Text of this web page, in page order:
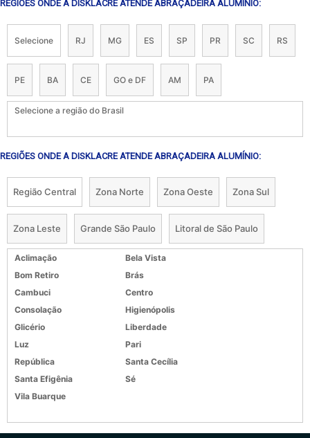
REGIÕES ONDE A DISKLACRE ATENDE ABRAÇADEIRA ALUMÍNIO:
Selecione RJ MG ES SP PR SC RS
PE BA CE GO e DF AM PA
Selecione a região do Brasil
REGIÕES ONDE A DISKLACRE ATENDE ABRAÇADEIRA ALUMÍNIO:
Região Central Zona Norte Zona Oeste Zona Sul
Zona Leste Grande São Paulo Litoral de São Paulo
Aclimação
Bela Vista
Bom Retiro
Brás
Cambuci
Centro
Consolação
Higienópolis
Glicério
Liberdade
Luz
Pari
República
Santa Cecília
Santa Efigênia
Sé
Vila Buarque